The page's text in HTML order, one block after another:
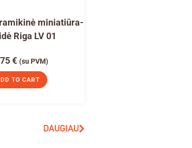
miniatiūra-
Riga LV 01
€ (su PVM)
TO CART
DAUGIAU